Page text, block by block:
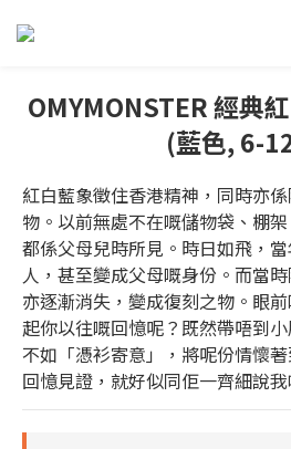
OMYMONSTER 經典
(藍色, 6-
紅白藍象徵住香港精神，同時亦
物。以前無處不在嘅儲物袋、棚
都係父母兒時所見。時日如飛，
人，甚至變成父母嘅身份。而當時
亦逐漸消失，變成復刻之物。眼
起你以往嘅回憶呢？既然帶唔到
不如「憑衫寄意」，將呢份情懷
回憶見證，就好似同佢一齊細說我